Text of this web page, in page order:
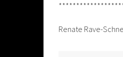
Renate Rave-